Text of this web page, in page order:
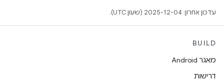
עדכון אחרון: 2025-12-04 (שעון UTC).
BUILD
מאגר Android
דרישות